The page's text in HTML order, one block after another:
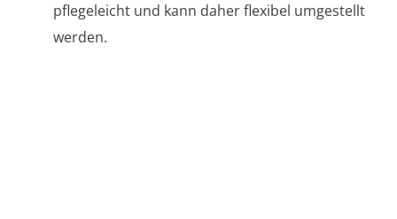
pflegeleicht und kann daher flexibel umgestellt
werden.